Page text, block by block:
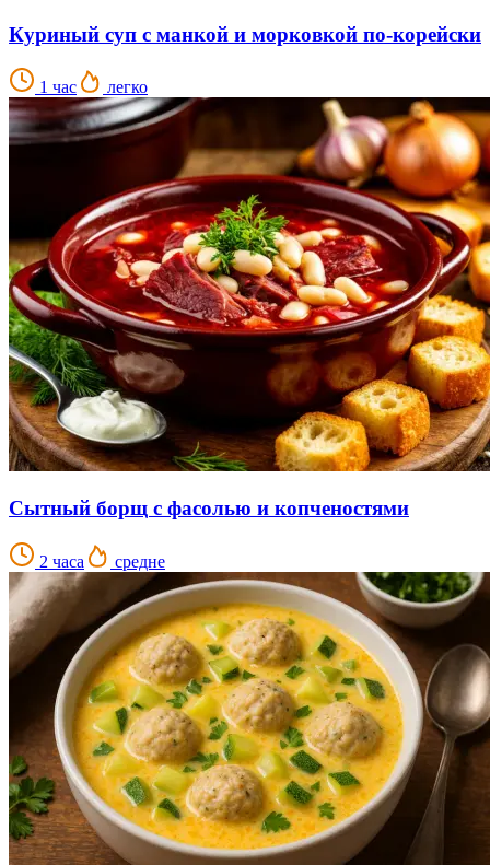
Куриный суп с манкой и морковкой по-корейски
1 час легко
Сытный борщ с фасолью и копченостями
2 часа средне